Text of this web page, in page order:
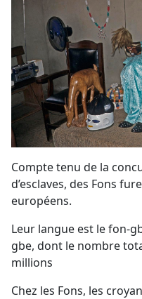
Compte tenu de la
d’esclaves, des Fons
européens.
Leur langue est le fon-
gbe, dont le nombre
millions
Chez les Fons, les